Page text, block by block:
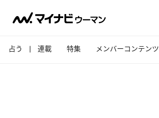
占う 連載 特集 メンバーコンテンツ